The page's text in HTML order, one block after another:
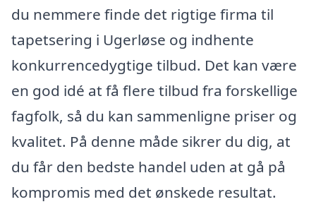
du nemmere finde det rigtige firma til
tapetsering i Ugerløse og indhente
konkurrencedygtige tilbud. Det kan være
en god idé at få flere tilbud fra forskellige
fagfolk, så du kan sammenligne priser og
kvalitet. På denne måde sikrer du dig, at
du får den bedste handel uden at gå på
kompromis med det ønskede resultat.